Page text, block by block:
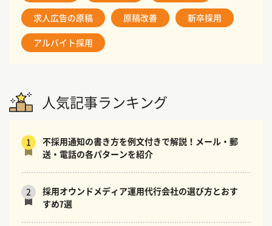
求人広告の原稿 原稿改善 新卒採用
アルバイト採用
人気記事ランキング
1
不採用通知の書き方を例文付きで解説！メール・郵
送・電話の各パターンを紹介
2
採用オウンドメディア運用代行会社の選び方とおす
すめ7選